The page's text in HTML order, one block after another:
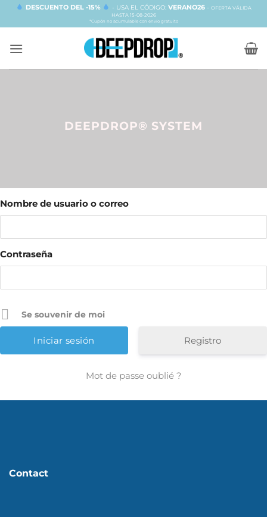
PasserDESCUENTO DEL -15% - USA EL CÓDIGO: VERANO26- OFERTA VÁLIDA
HASTA 15-08-2026
*Cupón no acumulable con envío gratuito
DEEPDROP® SYSTEM
Nombre de usuario o correo
Contraseña
Se souvenir de moi
Registro
Mot de passe oublié ?
Contact